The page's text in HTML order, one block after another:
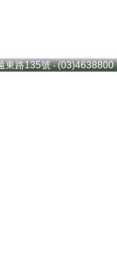
東路135號 ‧ (03)4638800